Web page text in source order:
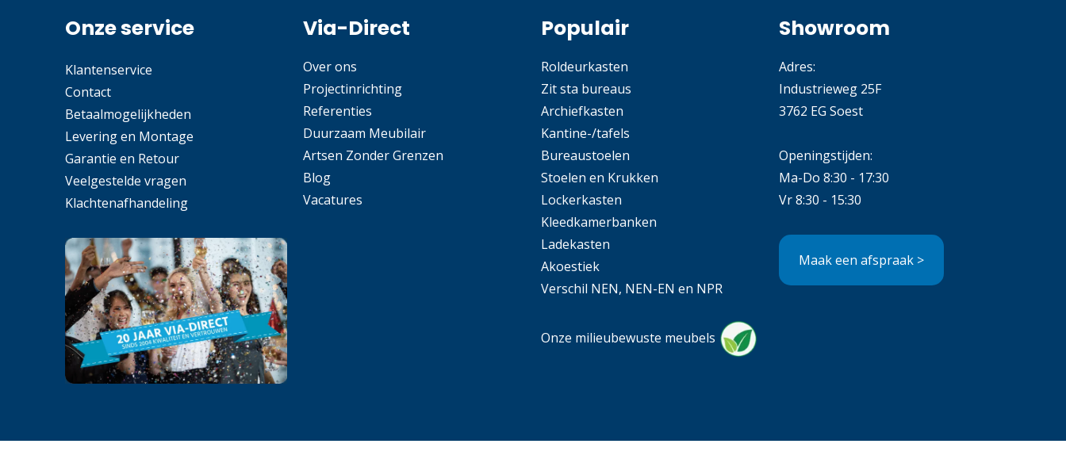
Onze service
Klantenservice
Contact
Betaalmogelijkheden
Levering en Montage
Garantie en Retour
Veelgestelde vragen
Klachtenafhandeling
Via-Direct
Over ons
Projectinrichting
Referenties
Duurzaam Meubilair
Artsen Zonder Grenzen
Blog
Vacatures
Populair
Roldeurkasten
Zit sta bureaus
Archiefkasten
Kantine-/tafels
Bureaustoelen
Stoelen en Krukken
Lockerkasten
Kleedkamerbanken
Ladekasten
Akoestiek
Verschil NEN, NEN-EN en NPR
Onze milieubewuste meubels
Showroom
Adres:
Industrieweg 25F
3762 EG Soest
Openingstijden:
Ma-Do 8:30 - 17:30
Vr 8:30 - 15:30
Maak een afspraak >